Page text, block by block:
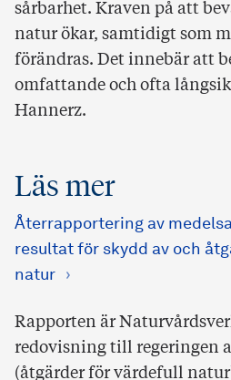
sårbarhet. Kraven på att
natur ökar, samtidigt som
förändras. Det innebär att
omfattande och ofta
Hannerz.
Läs mer
Återrapportering av
resultat för skydd av och
natur
Rapporten är
redovisning till regeringen
(åtgärder för värdefull